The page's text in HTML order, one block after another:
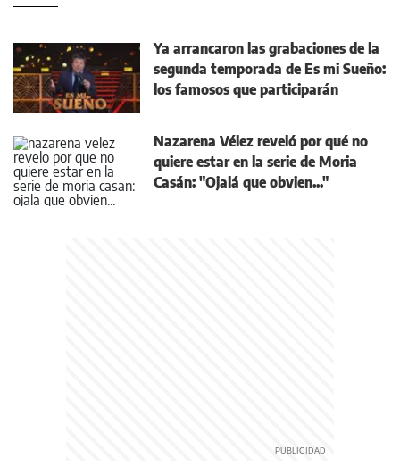
Ya arrancaron las grabaciones de la
segunda temporada de Es mi Sueño:
los famosos que participarán
Nazarena Vélez reveló por qué no
quiere estar en la serie de Moria
Casán: "Ojalá que obvien..."